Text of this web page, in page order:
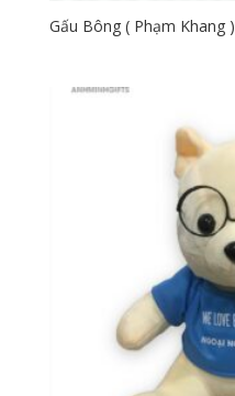
Gấu Bông ( Phạm Khang )